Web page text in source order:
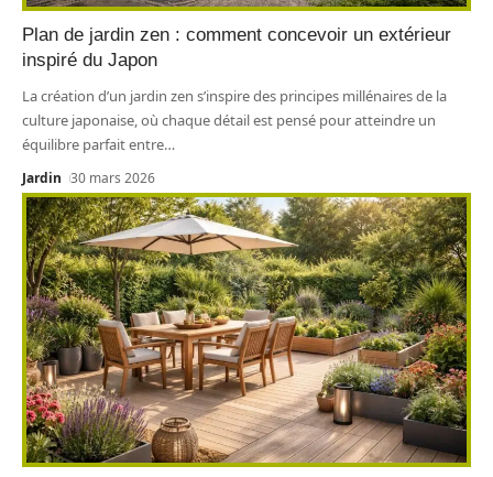
Plan de jardin zen : comment concevoir un extérieur
inspiré du Japon
La création d’un jardin zen s’inspire des principes millénaires de la
culture japonaise, où chaque détail est pensé pour atteindre un
équilibre parfait entre…
Jardin 30 mars 2026